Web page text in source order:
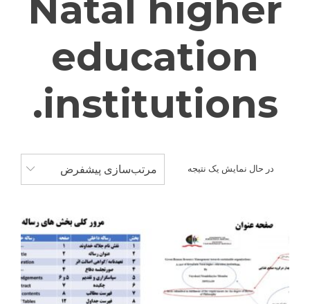
education
institutions.
در حال نمایش یک نتیجه مرتب‌سازی پیشفرض